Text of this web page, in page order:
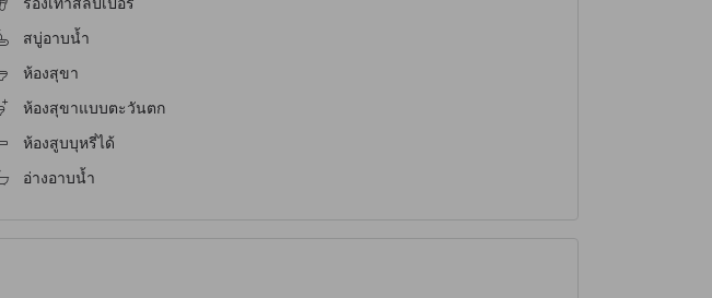
รองเท้าสลิปเปอร์
สบู่อาบน้ำ
ห้องสุขา
ห้องสุขาแบบตะวันตก
ห้องสูบบุหรี่ได้
อ่างอาบน้ำ